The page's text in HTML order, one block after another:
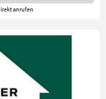
anrufen